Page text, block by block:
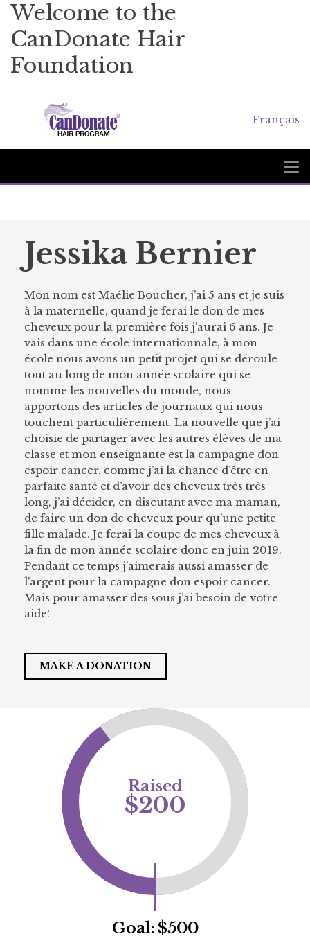
Welcome to the
CanDonate Hair
Foundation
Français
Jessika Bernier
Mon nom est Maélie Boucher, j’ai 5 ans et je suis
à la maternelle, quand je ferai le don de mes
cheveux pour la première fois j’aurai 6 ans. Je
vais dans une école internationnale, à mon
école nous avons un petit projet qui se déroule
tout au long de mon année scolaire qui se
nomme les nouvelles du monde, nous
apportons des articles de journaux qui nous
touchent particulièrement. La nouvelle que j’ai
choisie de partager avec les autres élèves de ma
classe et mon enseignante est la campagne don
espoir cancer, comme j’ai la chance d’être en
parfaite santé et d’avoir des cheveux très très
long, j’ai décider, en discutant avec ma maman,
de faire un don de cheveux pour qu’une petite
fille malade. Je ferai la coupe de mes cheveux à
la fin de mon année scolaire donc en juin 2019.
Pendant ce temps j’aimerais aussi amasser de
l’argent pour la campagne don espoir cancer.
Mais pour amasser des sous j’ai besoin de votre
aide!
MAKE A DONATION
Raised
$200
Goal:$500